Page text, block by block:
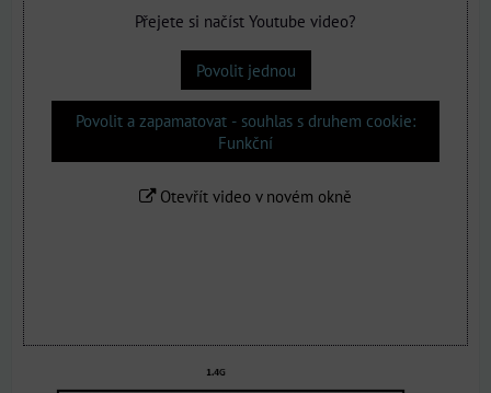
Přejete si načíst Youtube video?
Povolit jednou
Povolit a zapamatovat - souhlas s druhem cookie:
Funkční
Otevřít video v novém okně